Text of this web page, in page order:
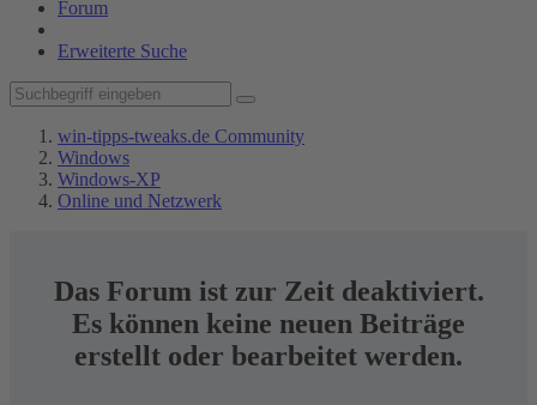
Forum
Erweiterte Suche
win-tipps-tweaks.de Community
Windows
Windows-XP
Online und Netzwerk
Das Forum ist zur Zeit deaktiviert.
Es können keine neuen Beiträge
erstellt oder bearbeitet werden.